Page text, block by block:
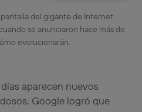
del gigante de Internet
se anunciaron hace más de
evolucionarán.
aparecen nuevos
Google logró que